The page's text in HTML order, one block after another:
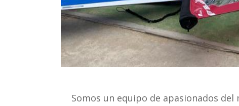
Somos un equipo de apasionados